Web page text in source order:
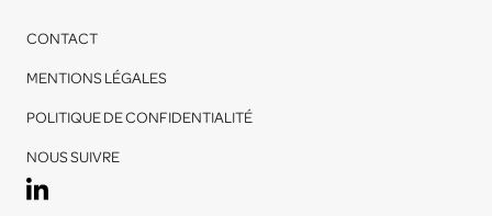
CONTACT
MENTIONS LÉGALES
POLITIQUE DE CONFIDENTIALITÉ
NOUS SUIVRE